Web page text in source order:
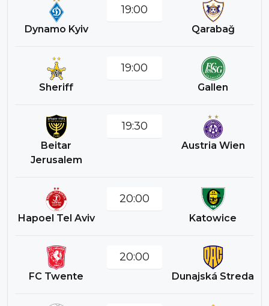
Dynamo Kyiv
19:00
Qarabağ
Sheriff
19:00
Gallen
Beitar
Jerusalem
19:30
Austria Wien
Hapoel Tel Aviv
20:00
Katowice
FC Twente
20:00
Dunajská Streda